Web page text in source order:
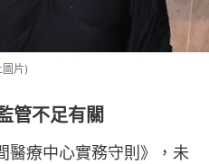
片)
管不足有關
醫療中心實務守則》，未